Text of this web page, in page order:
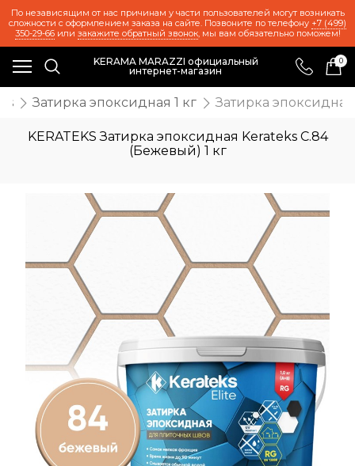
По независящим от нас причинам у части пользователей могут возникать
сложности с оформлением заказа на сайте. Позвоните по телефону +7 (499)
350-29-66или закажите обратный звонок, мы вам обязательно поможем!
KERAMA MARAZZI официальный
интернет-магазин
0
Затирка эпоксидная 1 кг Затирка
KERATEKS Затирка эпоксидная Kerateks C.84
(Бежевый) 1 кг